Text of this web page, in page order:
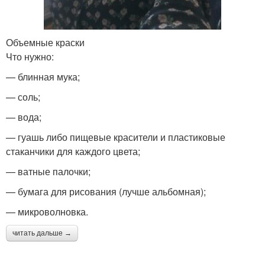
Объемные краски
Что нужно:
— блинная мука;
— соль;
— вода;
— гуашь либо пищевые красители и пластиковые
стаканчики для каждого цвета;
— ватные палочки;
— бумага для рисования (лучше альбомная);
— микроволновка.
читать дальше →